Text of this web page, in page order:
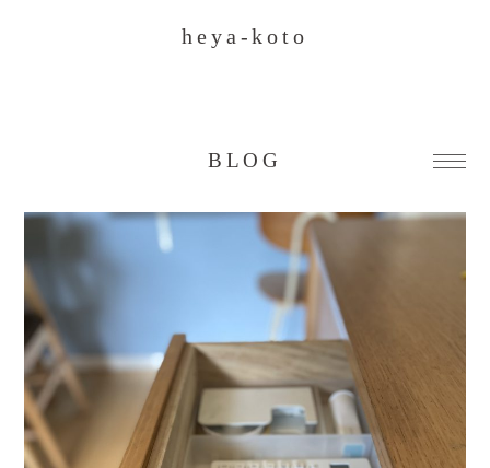
heya-koto
BLOG